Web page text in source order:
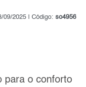
09/2025 | Código: so4956
para o conforto